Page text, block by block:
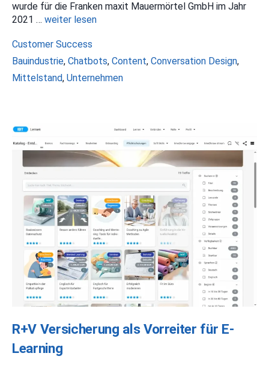
wurde für die Franken maxit Mauermörtel GmbH im Jahr
2021 … weiter lesen
Kategorien
Customer Success
Schlagwörter
Bauindustrie, Chatbots, Content, Conversation Design,
Mittelstand, Unternehmen
R+V Versicherung als Vorreiter für E-
Learning